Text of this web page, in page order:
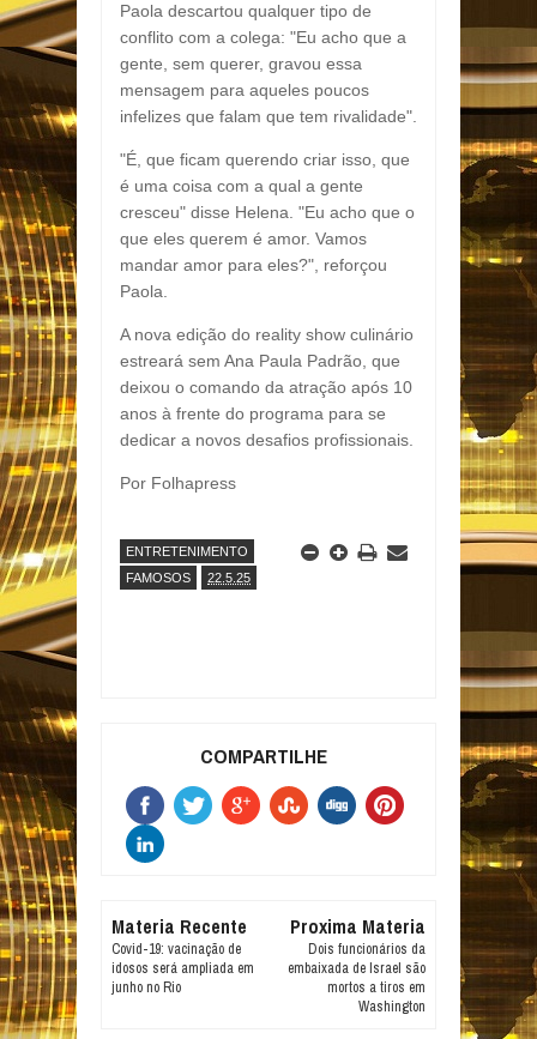
Paola descartou qualquer tipo de
conflito com a colega: "Eu acho que a
gente, sem querer, gravou essa
mensagem para aqueles poucos
infelizes que falam que tem rivalidade".
"É, que ficam querendo criar isso, que
é uma coisa com a qual a gente
cresceu" disse Helena. "Eu acho que o
que eles querem é amor. Vamos
mandar amor para eles?", reforçou
Paola.
A nova edição do reality show culinário
estreará sem Ana Paula Padrão, que
deixou o comando da atração após 10
anos à frente do programa para se
dedicar a novos desafios profissionais.
Por Folhapress
ENTRETENIMENTO
FAMOSOS
22.5.25
COMPARTILHE
Materia Recente
Covid-19: vacinação de
idosos será ampliada em
junho no Rio
Proxima Materia
Dois funcionários da
embaixada de Israel são
mortos a tiros em
Washington